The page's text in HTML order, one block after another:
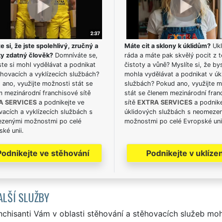
si, že jste spolehlivý, zručný a
zdatný člověk?Domníváte se,
si mohl vydělávat a podnikat
a vyklízecích službách?
ano, využijte možnosti stát se
mezinárodní franchisové sítě
SERVICESa podnikejte ve
a vyklízecích službách s
možnostmi po celé
unii.
ve stěhování
Máte cit a sklony k úklidům?
ráda a máte pak skvělý pocit z
čistoty a vůně? Myslíte si, že
mohla vydělávat a podnikat v
službách? Pokud ano, využijte
stát se členem mezinárodní
sítě EXTRA SERVICESa
úklidových službách s
možnostmi po celé Evropské
Podnikejte v
SLUŽBY
Vám v oblasti stěhování a stěhovacích služeb